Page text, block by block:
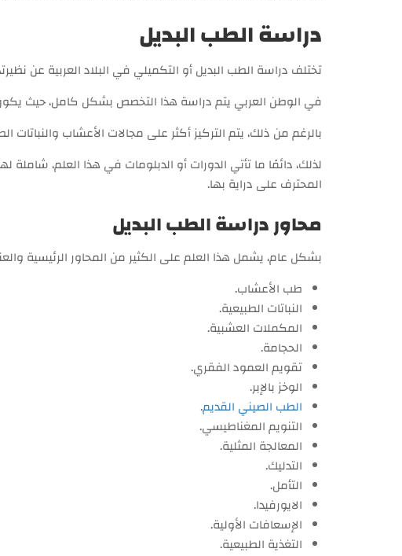
دراسة الطب البديل
تختلف دراسة الطب البديل أو التكميلي في البلاد العربية عن
في الوطن العربي يتم دراسة هذا التخصص بشكل كامل، حيث
بالرغم من ذلك، يتم التركيز أكثر على مجالات الأعشاب والنباتات
لذلك، دائمًا ما تأتي الدورات أو الدبلومات في هذا العلم،
المحترف على دراية بها.
محاور دراسة الطب البديل
بشكل عام، يشمل هذا العلم على الكثير من المحاور الرئيسية
طب الأعشاب.
النباتات الطبيعية.
المكملات العشبية.
الحجامة.
تقويم العمود الفقري.
الوخز بالإبر.
الطب الصيني القديم.
التنويم المغناطيسي.
المعالجة المثلية.
التدليك.
التأمل.
الايورفيدا.
الإسعافات الأولية.
التغذية الطبيعية.